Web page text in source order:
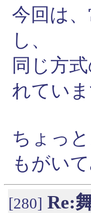
今回は
し、
同じ方
れていま
ちょっ
もがい
[280] Re: